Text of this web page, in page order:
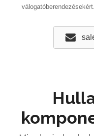
válogatóberendezésekért.